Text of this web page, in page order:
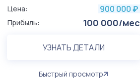
Цена:
900 000 ₽
Прибыль: 100 000/мес
УЗНАТЬ ДЕТАЛИ
Быстрый просмотр